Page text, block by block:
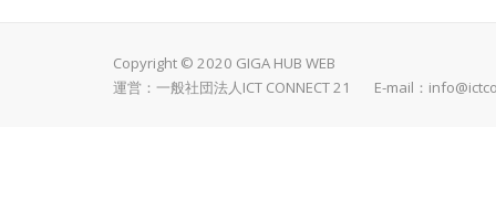
Copyright © 2020 GIGA HUB WEB
運営：一般社団法人ICT CONNECT 21 E-mail：